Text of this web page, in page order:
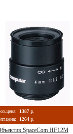
1387 р.
1264 р.
SpaceCom HF12M